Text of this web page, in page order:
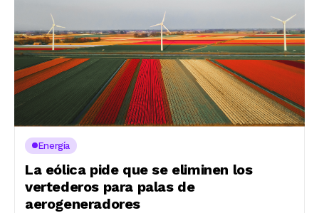
Energía
La eólica pide que se eliminen los
vertederos para palas de
aerogeneradores